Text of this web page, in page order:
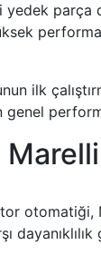
ilk
genel